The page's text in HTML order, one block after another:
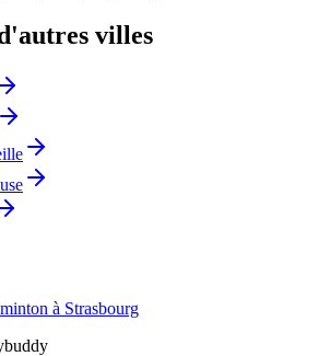
villes
à Strasbourg